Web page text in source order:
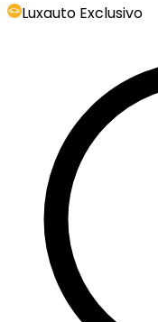
Luxauto Exclusivo